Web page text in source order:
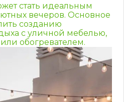
стать идеальным
вечеров. Основное
созданию
с уличной мебелью,
обогревателем.